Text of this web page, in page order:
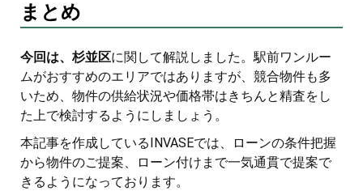
まとめ
今回は、杉並区に関して解説しました。駅前ワンルー
ムがおすすめのエリアではありますが、競合物件も多
いため、物件の供給状況や価格帯はきちんと精査をし
た上で検討するようにしましょう。
本記事を作成しているINVASEでは、ローンの条件把握
から物件のご提案、ローン付けまで一気通貫で提案で
きるようになっております。